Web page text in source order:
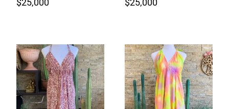
$25,000 $25,000